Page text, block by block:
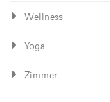
Wellness
Yoga
Zimmer